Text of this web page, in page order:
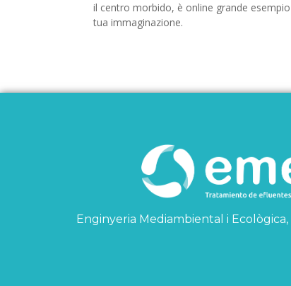
il centro morbido, è online grande
tua immaginazione.
Enginyeria Mediambiental i Ecològica,